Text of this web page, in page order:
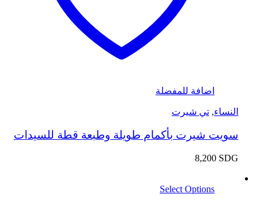
اضافة للمفضلة
النساء, تي شيرت
سويت شيرت بأكمام طويلة وطبعة قطة للسيدات
8,200 SDG
Select Options